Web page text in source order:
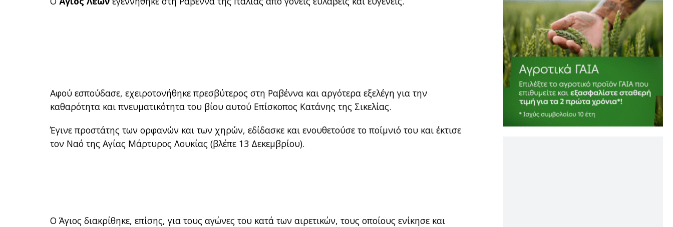
Αφού εσπούδασε, εχειροτονήθηκε πρεσβύτερος στη Ραβέννα και αργότερα εξελέγη για την
καθαρότητα και πνευματικότητα του βίου αυτού Επίσκοπος Κατάνης της Σικελίας.
Έγινε προστάτης των ορφανών και των χηρών, εδίδασκε και ενουθετούσε το ποίμνιό του και έκτισε
τον Ναό της Αγίας Μάρτυρος Λουκίας (βλέπε 13 Δεκεμβρίου).
Ο Άγιος διακρίθηκε, επίσης, για τους αγώνες του κατά των αιρετικών, τους οποίους ενίκησε και